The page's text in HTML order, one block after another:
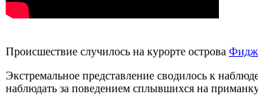
Происшествие случилось на курорте острова
Экстремальное представление сводилось к
наблюдать за поведением сплывшихся на